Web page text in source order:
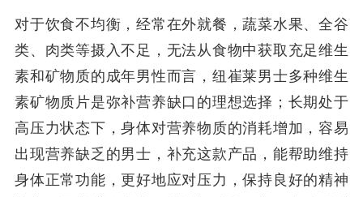
对于饮食不均衡，经常在外就餐，蔬菜水果、全谷
类、肉类等摄入不足，无法从食物中获取充足维生
素和矿物质的成年男性而言，纽崔莱男士多种维生
素矿物质片是弥补营养缺口的理想选择；长期处于
高压力状态下，身体对营养物质的消耗增加，容易
出现营养缺乏的男士，补充这款产品，能帮助维持
身体正常功能，更好地应对压力，保持良好的精神